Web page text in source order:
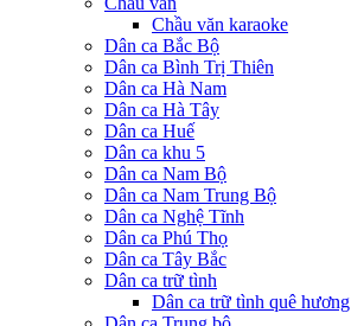
Chầu văn karaoke
Dân ca Bắc Bộ
Dân ca Bình Trị Thiên
Dân ca Hà Nam
Dân ca Hà Tây
Dân ca Huế
Dân ca khu 5
Dân ca Nam Bộ
Dân ca Nam Trung Bộ
Dân ca Nghệ Tĩnh
Dân ca Phú Thọ
Dân ca Tây Bắc
Dân ca trữ tình
Dân ca trữ tình quê hương